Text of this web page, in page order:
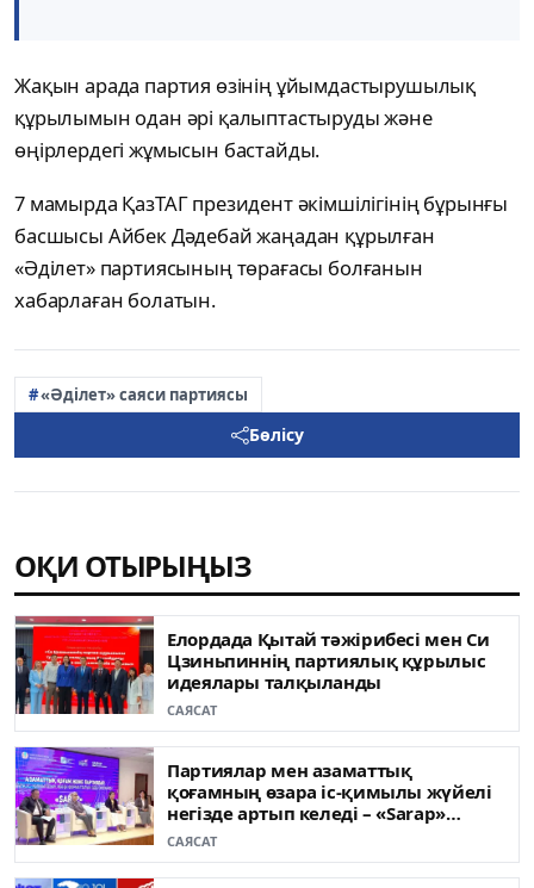
Жақын арада партия өзінің ұйымдастырушылық
құрылымын одан әрі қалыптастыруды және
өңірлердегі жұмысын бастайды.
7 мамырда ҚазТАГ президент әкімшілігінің бұрынғы
басшысы Айбек Дәдебай жаңадан құрылған
«Әділет» партиясының төрағасы болғанын
хабарлаған болатын.
«Әділет» саяси партиясы
Бөлісу
ОҚИ ОТЫРЫҢЫЗ
Елордада Қытай тәжірибесі мен Си
Цзиньпиннің партиялық құрылыс
идеялары талқыланды
САЯСАТ
Партиялар мен азаматтық
қоғамның өзара іс-қимылы жүйелі
негізде артып келеді – «Sarap»
клубының сарапшылары
САЯСАТ